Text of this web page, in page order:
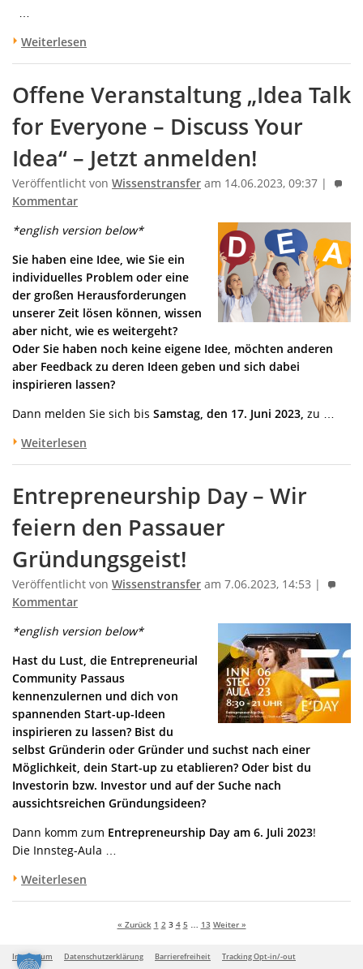
Weiterlesen
Offene Veranstaltung „Idea Talk
for Everyone – Discuss Your
Idea“ – Jetzt anmelden!
Veröffentlicht von Wissenstransfer am 14.06.2023, 09:37 |
Kommentar
*english version below*
Sie haben eine Idee, wie Sie ein
individuelles Problem oder eine
der großen Herausforderungen
unserer Zeit lösen können, wissen
aber nicht, wie es weitergeht?
Oder Sie haben noch keine eigene Idee, möchten anderen
aber Feedback zu deren Ideen geben und sich dabei
inspirieren lassen?
Dann melden Sie sich bis Samstag, den 17. Juni 2023, zu …
Weiterlesen
Entrepreneurship Day – Wir
feiern den Passauer
Gründungsgeist!
Veröffentlicht von Wissenstransfer am 7.06.2023, 14:53 |
Kommentar
*english version below*
Hast du Lust, die Entrepreneurial
Community Passaus
kennenzulernen und dich von
spannenden Start-up-Ideen
inspirieren zu lassen? Bist du
selbst Gründerin oder Gründer und suchst nach einer
Möglichkeit, dein Start-up zu etablieren? Oder bist du
Investorin bzw. Investor und auf der Suche nach
aussichtsreichen Gründungsideen?
Dann komm zum Entrepreneurship Day am 6. Juli 2023!
Die Innsteg-Aula …
Weiterlesen
« Zurück 1 2 3 4 5 13 Weiter »
Impressum Datenschutzerklärung Barrierefreiheit
Tracking Opt-in/-out